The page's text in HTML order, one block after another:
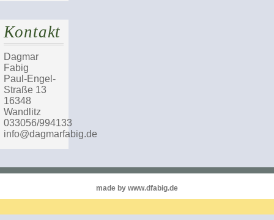
Kontakt
Dagmar
Fabig
Paul-Engel-
Straße 13
16348
Wandlitz
033056/994133
info@dagmarfabig.de
made by www.dfabig.de